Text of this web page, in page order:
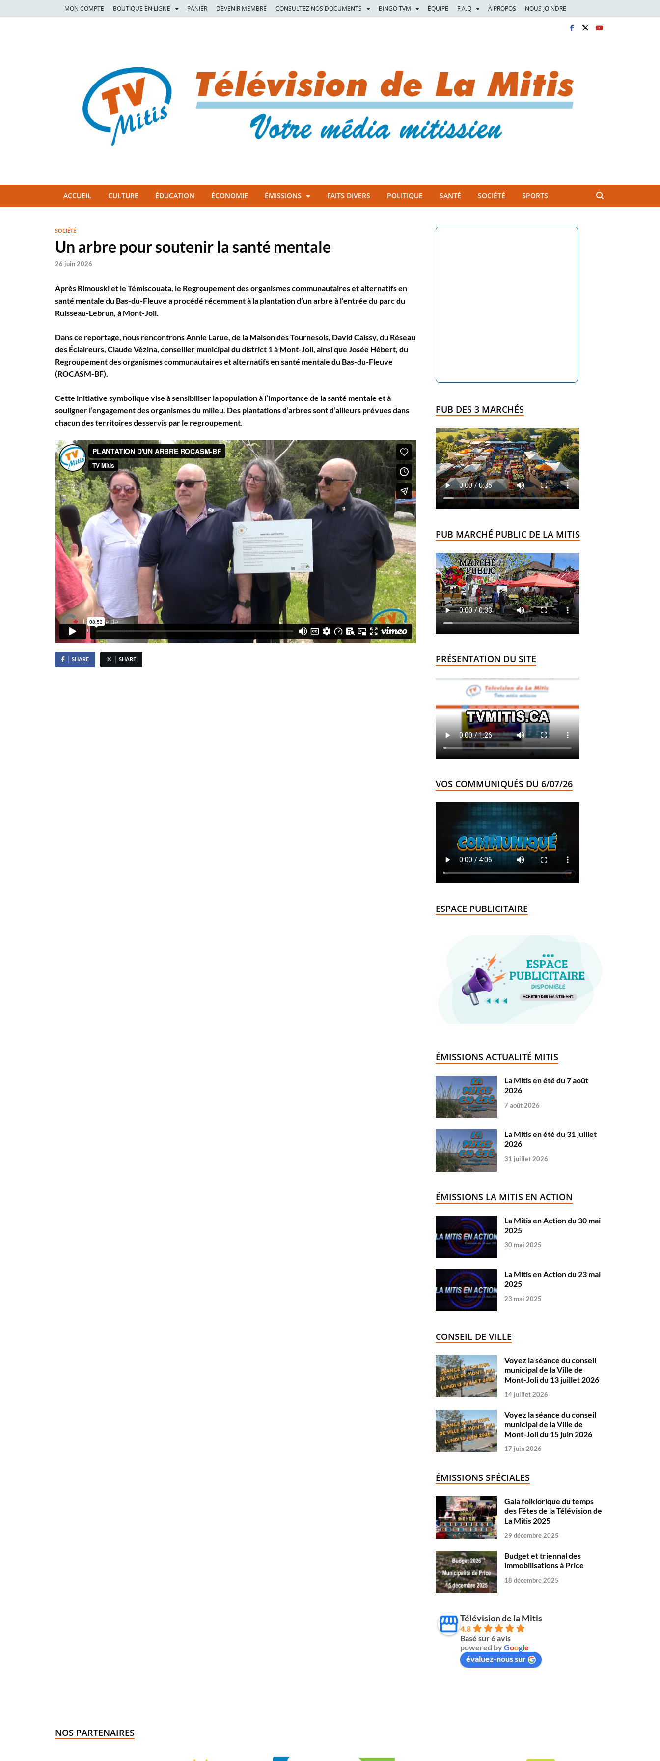
MON COMPTE BOUTIQUE EN LIGNE PANIER DEVENIR MEMBRE CONSULTEZ NOS DOCUMENTS BINGO TVM ÉQUIPE F.A.Q À PROPOS NOUS JOINDRE
TVM
ACCUEIL CULTURE ÉDUCATION ÉCONOMIE ÉMISSIONS FAITS DIVERS POLITIQUE SANTÉ SOCIÉTÉ SPORTS
SOCIÉTÉ
Un arbre pour soutenir la santé mentale
26 juin 2026
Après Rimouski et le Témiscouata, le Regroupement des organismes communautaires et alternatifs en
santé mentale du Bas-du-Fleuve a procédé récemment à la plantation d’un arbre à l’entrée du parc du
Ruisseau-Lebrun, à Mont-Joli.
Dans ce reportage, nous rencontrons Annie Larue, de la Maison des Tournesols, David Caissy, du Réseau
des Éclaireurs, Claude Vézina, conseiller municipal du district 1 à Mont-Joli, ainsi que Josée Hébert, du
Regroupement des organismes communautaires et alternatifs en santé mentale du Bas-du-Fleuve
(ROCASM-BF).
Cette initiative symbolique vise à sensibiliser la population à l’importance de la santé mentale et à
souligner l’engagement des organismes du milieu. Des plantations d’arbres sont d’ailleurs prévues dans
chacun des territoires desservis par le regroupement.
SHARE SHARE
PUB DES 3 MARCHÉS
PUB MARCHÉ PUBLIC DE LA MITIS
PRÉSENTATION DU SITE
VOS COMMUNIQUÉS DU 6/07/26
ESPACE PUBLICITAIRE
ÉMISSIONS ACTUALITÉ MITIS
La Mitis en été du 7 août
2026
7 août 2026
La Mitis en été du 31 juillet
2026
31 juillet 2026
ÉMISSIONS LA MITIS EN ACTION
La Mitis en Action du 30 mai
2025
30 mai 2025
La Mitis en Action du 23 mai
2025
23 mai 2025
CONSEIL DE VILLE
Voyez la séance du conseil
municipal de la Ville de
Mont-Joli du 13 juillet 2026
14 juillet 2026
Voyez la séance du conseil
municipal de la Ville de
Mont-Joli du 15 juin 2026
17 juin 2026
ÉMISSIONS SPÉCIALES
Gala folklorique du temps
des Fêtes de la Télévision de
La Mitis 2025
29 décembre 2025
Budget et triennal des
immobilisations à Price
18 décembre 2025
Télévision de la Mitis
4.8
Basé sur 6 avis
powered byGoogle
évaluez-nous sur
NOS PARTENAIRES